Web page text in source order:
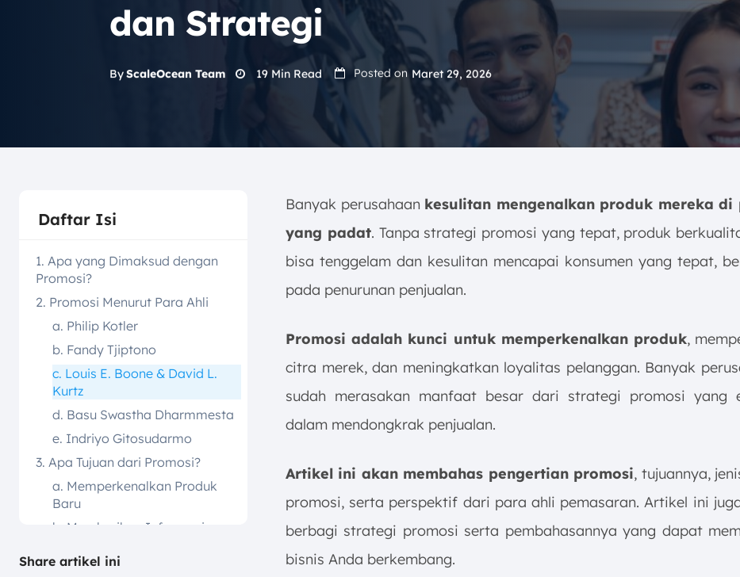
dan Strategi
ByScaleOcean Team 19 Min Read Posted on Maret 29, 2026
Daftar Isi
1. Apa yang Dimaksud dengan
Promosi?
2. Promosi Menurut Para Ahli
a. Philip Kotler
b. Fandy Tjiptono
c. Louis E. Boone & David L.
Kurtz
d. Basu Swastha Dharmmesta
e. Indriyo Gitosudarmo
3. Apa Tujuan dari Promosi?
a. Memperkenalkan Produk
Baru
b. Memberikan Informasi
c. Mengembangkan Citra
Share artikel ini
Banyak perusahaan kesulitan mengenalkan produk mereka di
yang padat. Tanpa strategi promosi yang tepat, produk
bisa tenggelam dan kesulitan mencapai konsumen yang tepat,
pada penurunan penjualan.
Promosi adalah kunci untuk memperkenalkan produk,
citra merek, dan meningkatkan loyalitas pelanggan. Banyak
sudah merasakan manfaat besar dari strategi promosi yang
dalam mendongkrak penjualan.
Artikel ini akan membahas pengertian promosi, tujuannya,
promosi, serta perspektif dari para ahli pemasaran. Artikel ini
berbagi strategi promosi serta pembahasannya yang dapat
bisnis Anda berkembang.